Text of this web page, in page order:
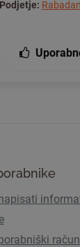
Podjetje:
račun